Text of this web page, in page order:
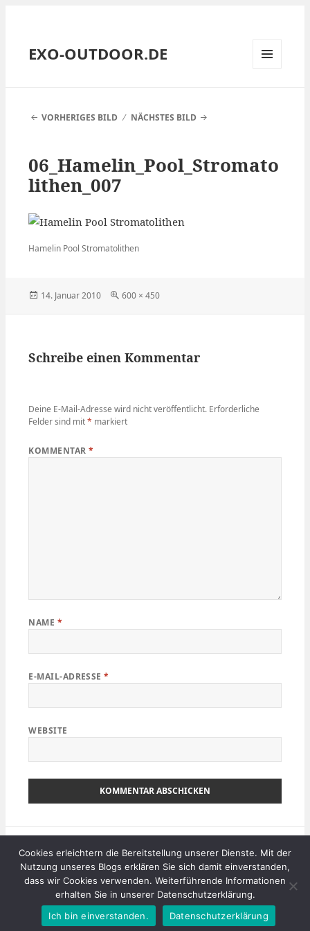
EXO-OUTDOOR.DE
VORHERIGES BILD
NÄCHSTES BILD
06_Hamelin_Pool_Stromato
lithen_007
Hamelin Pool Stromatolithen
Veröffentlicht
14. Januar 2010
Volle
600 × 450
Schreibe einen Kommentar
Deine E-Mail-Adresse wird nicht veröffentlicht. Erforderliche
Felder sind mit* markiert
KOMMENTAR*
NAME *
E-MAIL-ADRESSE*
WEBSITE
Beitragsnavigation
Kalbarri National Park – Shark Bay
(5.Tag)
Mit Stolz präsentiert von WordPress
Cookies erleichtern die Bereitstellung unserer Dienste. Mit der
Nutzung unseres Blogs erklären Sie sich damit einverstanden,
dass wir Cookies verwenden. Weiterführende Informationen
erhalten Sie in unserer Datenschutzerklärung.
Ich bin einverstanden.
Datenschutzerklärung